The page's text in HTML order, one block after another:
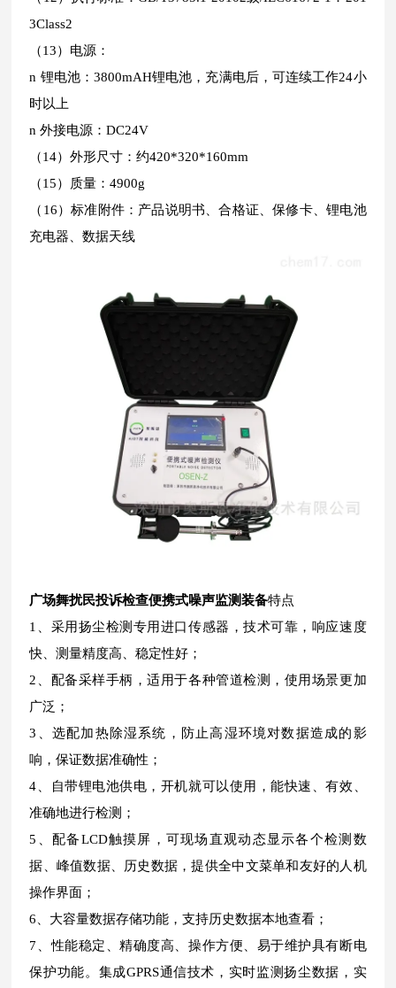
3Class2
（13）电源：
n 锂电池：3800mAH锂电池，充满电后，可连续工作24小
时以上
n 外接电源：DC24V
（14）外形尺寸：约420*320*160mm
（15）质量：4900g
（16）标准附件：产品说明书、合格证、保修卡、锂电池
充电器、数据天线
广场舞扰民投诉检查便携式噪声监测装备特点
1、采用扬尘检测专用进口传感器，技术可靠，响应速度
快、测量精度高、稳定性好；
2、配备采样手柄，适用于各种管道检测，使用场景更加
广泛；
3、选配加热除湿系统，防止高湿环境对数据造成的影
响，保证数据准确性；
4、自带锂电池供电，开机就可以使用，能快速、有效、
准确地进行检测；
5、配备LCD触摸屏，可现场直观动态显示各个检测数
据、峰值数据、历史数据，提供全中文菜单和友好的人机
操作界面；
6、大容量数据存储功能，支持历史数据本地查看；
7、性能稳定、精确度高、操作方便、易于维护具有断电
保护功能。集成GPRS通信技术，实时监测扬尘数据，实